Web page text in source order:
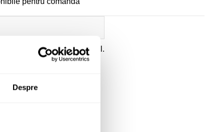
Despre
datelor cu caracter personal.